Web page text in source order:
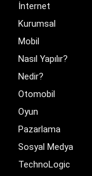
İnternet
Kurumsal
Mobil
Nasıl Yapılır?
Nedir?
Otomobil
Oyun
Pazarlama
Sosyal Medya
TechnoLogic